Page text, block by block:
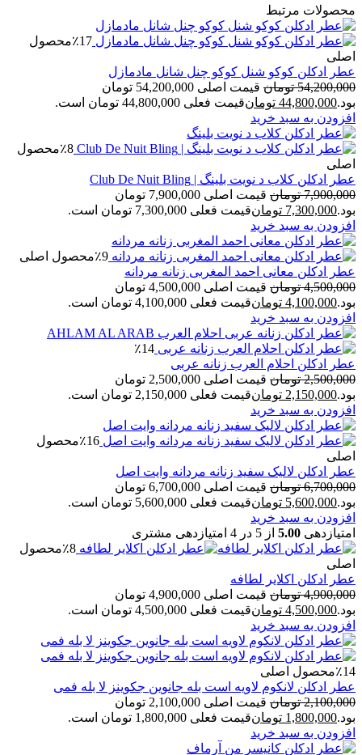
محصولات مرتبط
٪17محصول
اصلی
عطر ادکلن کوکو شنل کوکو چنل شانل مادمازل
54,200,000 تومان
قیمت اصلی 54,200,000 تومان
بود.44,800,000 تومانقیمت فعلی 44,800,000 تومان است.
افزودن به سبد خرید
٪8محصول
اصلی
عطر ادکلن کلاب د نویت بلینگ | Club De Nuit Bling
7,900,000 تومان
قیمت اصلی 7,900,000 تومان
بود.7,300,000 تومانقیمت فعلی 7,300,000 تومان است.
افزودن به سبد خرید
٪9محصول اصلی
عطر ادکلن معانی احمد المغربی زنانه مردانه
4,500,000 تومان
قیمت اصلی 4,500,000 تومان
بود.4,100,000 تومانقیمت فعلی 4,100,000 تومان است.
افزودن به سبد خرید
٪14
عطر ادکلن احلام العرب زنانه عربی
2,500,000 تومان
قیمت اصلی 2,500,000 تومان
بود.2,150,000 تومانقیمت فعلی 2,150,000 تومان است.
افزودن به سبد خرید
٪16محصول
اصلی
عطر ادکلن لالیک سفید زنانه مردانه وایت اصل
6,700,000 تومان
قیمت اصلی 6,700,000 تومان
بود.5,600,000 تومانقیمت فعلی 5,600,000 تومان است.
افزودن به سبد خرید
امتیازدهی 5.00 از 5 در 4 امتیازدهی مشتری
٪8محصول
اصلی
عطر ادکلن اکلایر لطافه
4,900,000 تومان
قیمت اصلی 4,900,000 تومان
بود.4,500,000 تومانقیمت فعلی 4,500,000 تومان است.
افزودن به سبد خرید
٪14محصول اصلی
عطر ادکلن لانکوم لاویه است بله جانوین جکوینز لا بله فمی
2,100,000 تومان
قیمت اصلی 2,100,000 تومان
بود.1,800,000 تومانقیمت فعلی 1,800,000 تومان است.
افزودن به سبد خرید